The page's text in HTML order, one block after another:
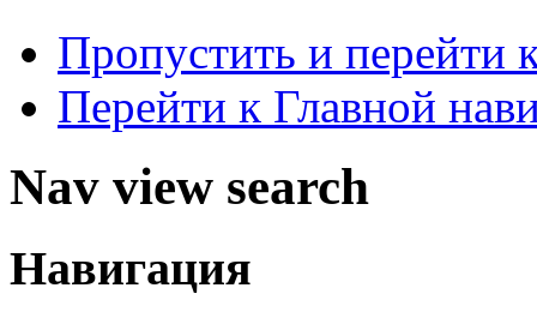
Пропустить и перейти
Перейти к Главной
Nav view search
Навигация